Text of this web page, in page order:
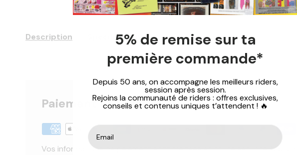
Description Spécifications
Paiement Sécurisé
Vos informations de paiement sont traitées en toute sécurité. Nous
5% de remise sur ta
première commande*
Depuis 50 ans, on accompagne les meilleurs riders,
session après session.
Rejoins la communauté de riders : offres exclusives,
conseils et contenus uniques t’attendent ! 🔥